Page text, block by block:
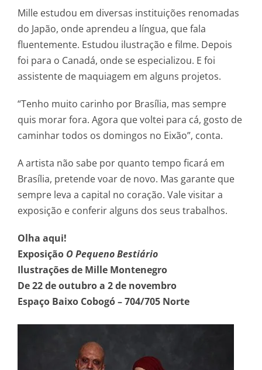
Mille estudou em diversas instituições renomadas
do Japão, onde aprendeu a língua, que fala
fluentemente. Estudou ilustração e filme. Depois
foi para o Canadá, onde se especializou. E foi
assistente de maquiagem em alguns projetos.
“Tenho muito carinho por Brasília, mas sempre
quis morar fora. Agora que voltei para cá, gosto de
caminhar todos os domingos no Eixão”, conta.
A artista não sabe por quanto tempo ficará em
Brasília, pretende voar de novo. Mas garante que
sempre leva a capital no coração. Vale visitar a
exposição e conferir alguns dos seus trabalhos.
Olha aqui!
Exposição O Pequeno Bestiário
Ilustrações de Mille Montenegro
De 22 de outubro a 2 de novembro
Espaço Baixo Cobogó – 704/705 Norte